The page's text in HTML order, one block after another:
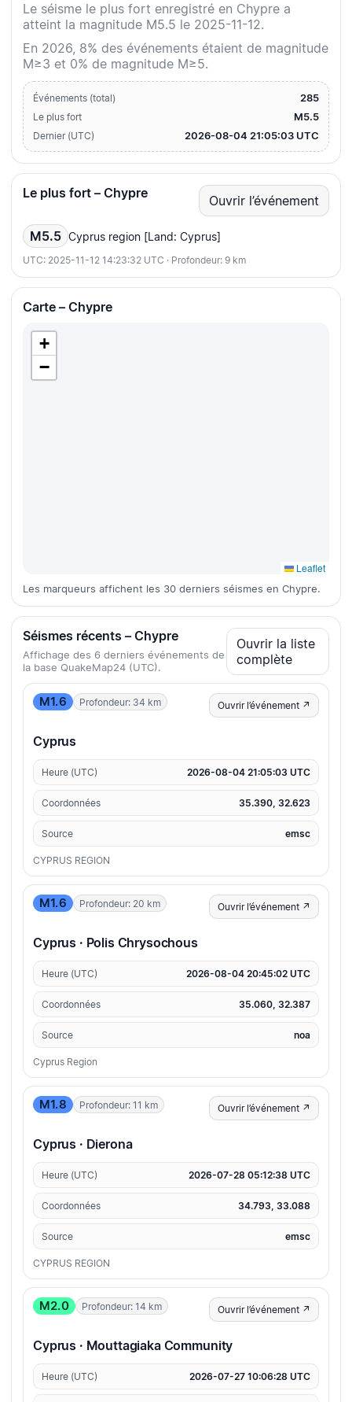
Le séisme le plus fort enregistré en Chypre a
atteint la magnitude M5.5 le 2025-11-12.
En 2026, 8% des événements étaient de magnitude
M≥3 et 0% de magnitude M≥5.
Événements (total) 285
Le plus fort M5.5
Dernier (UTC) 2026-08-04 21:05:03 UTC
Le plus fort – Chypre Ouvrir l’événement
M5.5 Cyprus region [Land: Cyprus]
UTC: 2025-11-12 14:23:32 UTC · Profondeur: 9 km
Carte – Chypre
+
−
Leaflet
Les marqueurs affichent les 30 derniers séismes en Chypre.
Séismes récents – Chypre
Affichage des 6 derniers événements de
la base QuakeMap24 (UTC).
Ouvrir la liste
complète
M1.6 Profondeur: 34 km Ouvrir l’événement ↗
Cyprus
Heure (UTC) 2026-08-04 21:05:03 UTC
Coordonnées 35.390, 32.623
Source emsc
CYPRUS REGION
M1.6 Profondeur: 20 km Ouvrir l’événement ↗
Cyprus · Polis Chrysochous
Heure (UTC) 2026-08-04 20:45:02 UTC
Coordonnées 35.060, 32.387
Source noa
Cyprus Region
M1.8 Profondeur: 11 km Ouvrir l’événement ↗
Cyprus · Dierona
Heure (UTC) 2026-07-28 05:12:38 UTC
Coordonnées 34.793, 33.088
Source emsc
CYPRUS REGION
M2.0 Profondeur: 14 km Ouvrir l’événement ↗
Cyprus · Mouttagiaka Community
Heure (UTC) 2026-07-27 10:06:28 UTC